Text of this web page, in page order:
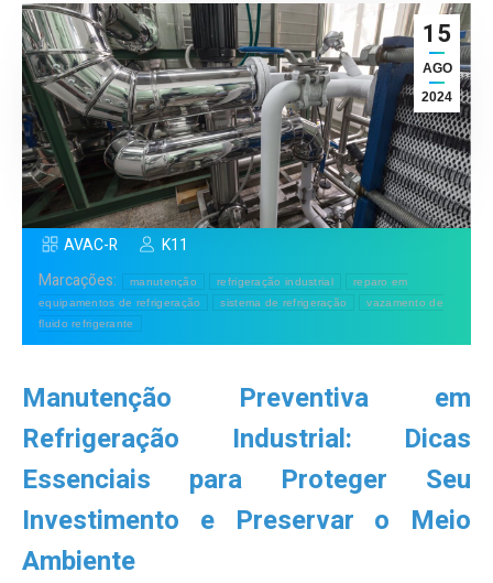
15
AGO
2024
AVAC-R
K11
Marcações:
manutenção refrigeração industrial
reparo em
equipamentos de refrigeração
sistema de refrigeração
vazamento de
fluido refrigerante
Manutenção Preventiva em
Refrigeração Industrial: Dicas
Essenciais para Proteger Seu
Investimento e Preservar o Meio
Ambiente